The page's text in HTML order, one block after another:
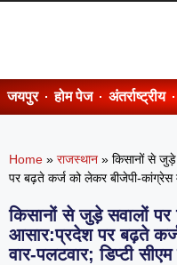
जयपुर होम पेज अंतर्राष्ट्रीय
Home » राजस्थान » किसानों से जुड़े
पर बढ़ते कर्ज को लेकर बीजेपी-कांग्रेस
किसानों से जुड़े सवालों पर
आसार:प्रदेश पर बढ़ते
वार-पलटवार; डिप्टी